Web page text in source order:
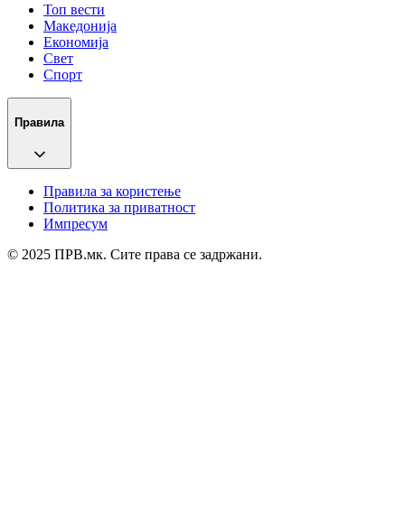
Топ вести
Македонија
Економија
Свет
Спорт
Правила
Правила за користење
Политика за приватност
Импресум
© 2025 ПРВ.мк. Сите права се задржани.